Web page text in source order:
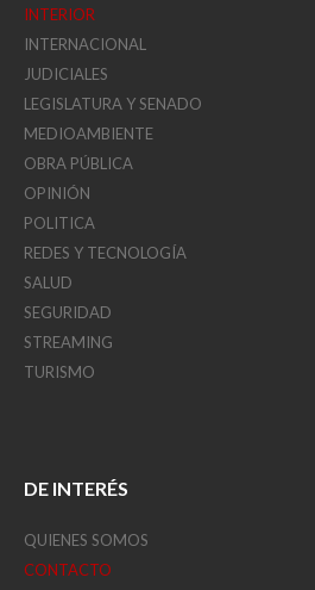
INTERIOR
INTERNACIONAL
JUDICIALES
LEGISLATURA Y SENADO
MEDIOAMBIENTE
OBRA PÚBLICA
OPINIÓN
POLITICA
REDES Y TECNOLOGÍA
SALUD
SEGURIDAD
STREAMING
TURISMO
DE INTERÉS
QUIENES SOMOS
CONTACTO